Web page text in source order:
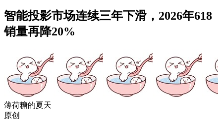
智能投影市场连续三年下滑，2026年618
销量再降20%
薄荷糖的夏天
原创